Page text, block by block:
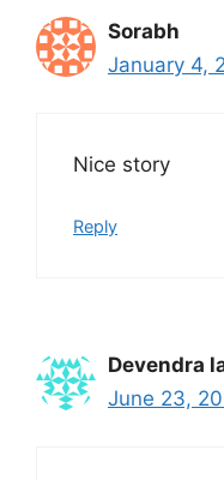
Sorabh
January 4,
Nice story
Reply
Devendra
June 23,